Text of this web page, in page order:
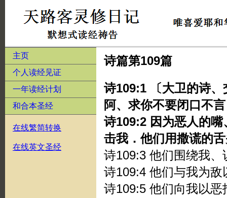
主页
个人读经见证
一年读经计划
和合本圣经
在线繁简转换
在线英文圣经
诗篇第109篇
诗109:1 〔大卫的诗
阿、求你不要闭口不
诗109:2 因为恶人的
击我．他们用撒谎的
诗109:3 他们围绕我
诗109:4 他们与我为
诗109:5 他们向我以